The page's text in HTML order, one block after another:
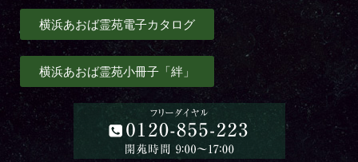
横浜あおば霊苑電子カタログ
横浜あおば霊苑小冊子「絆」